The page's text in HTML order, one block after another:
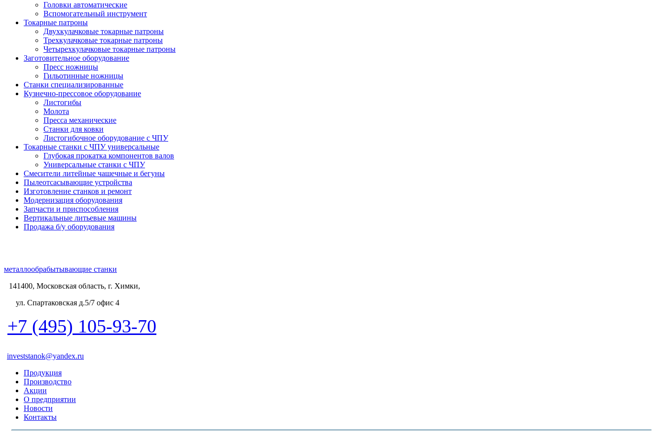
Головки автоматические
Вспомогательный инструмент
Токарные патроны
Двухкулачковые токарные патроны
Трехкулачковые токарные патроны
Четырехкулачковые токарные патроны
Заготовительное оборудование
Пресс ножницы
Гильотинные ножницы
Станки специализированные
Кузнечно-прессовое оборудование
Листогибы
Молота
Пресса механические
Станки для ковки
Листогибочное оборудование с ЧПУ
Токарные станки с ЧПУ универсальные
Глубокая прокатка компонентов валов
Универсальные станки с ЧПУ
Смесители литейные чашечные и бегуны
Пылеотсасывающие устройства
Изготовление станков и ремонт
Модернизация оборудования
Запчасти и приспособления
Вертикальные литьевые машины
Продажа б/у оборудования
металлообрабытывающие станки
141400, Московская область, г. Химки,
ул. Спартаковская д.5/7 офис 4
+7 (495) 105-93-70
investstanok@yandex.ru
Продукция
Производство
Акции
О предприятии
Новости
Контакты